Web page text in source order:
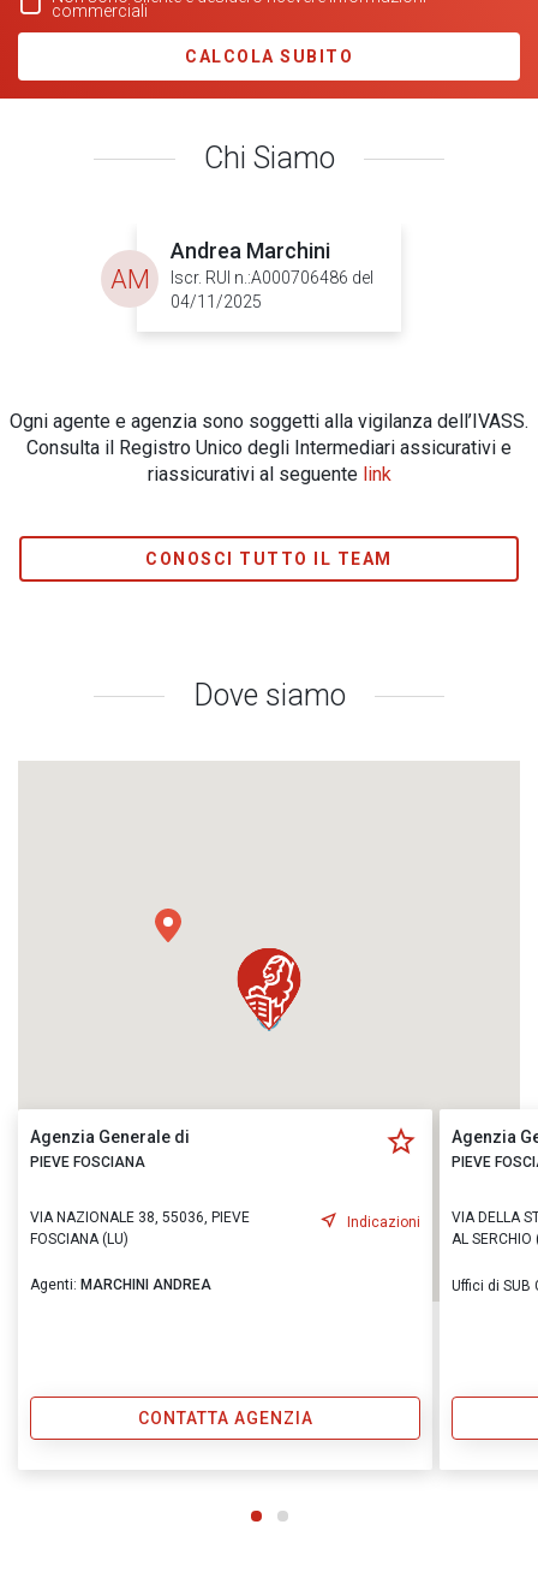
commerciali
CALCOLA SUBITO
Chi Siamo
Andrea Marchini
Iscr. RUI n.:A000706486 del
04/11/2025
AM
Ogni agente e agenzia sono soggetti alla vigilanza dell’IVASS.
Consulta il Registro Unico degli Intermediari assicurativi e
riassicurativi al seguente link
CONOSCI TUTTO IL TEAM
Dove siamo
Agenzia Generale di
PIEVE FOSCIANA
VIA NAZIONALE 38, 55036, PIEVE
FOSCIANA (LU)
Indicazioni
Agenti: MARCHINI ANDREA
CONTATTA AGENZIA
Agenzia
PIEVE
VIA DELLA
AL SERCHIO
Uffici di SUB